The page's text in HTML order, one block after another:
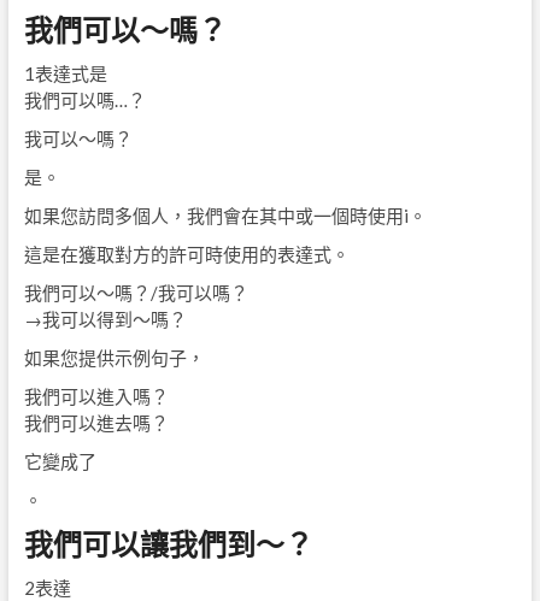
我們可以〜嗎？
1表達式是
我們可以嗎…？
我可以〜嗎？
是。
如果您訪問多個人，我們會在其中或一個時使用i。
這是在獲取對方的許可時使用的表達式。
我們可以〜嗎？/我可以嗎？
→我可以得到〜嗎？
如果您提供示例句子，
我們可以進入嗎？
我們可以進去嗎？
它變成了
。
我們可以讓我們到〜？
2表達